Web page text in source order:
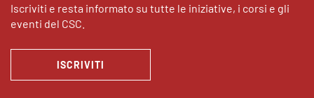
Iscriviti e resta informato su tutte le iniziative, i corsi e gli
eventi del CSC.
ISCRIVITI